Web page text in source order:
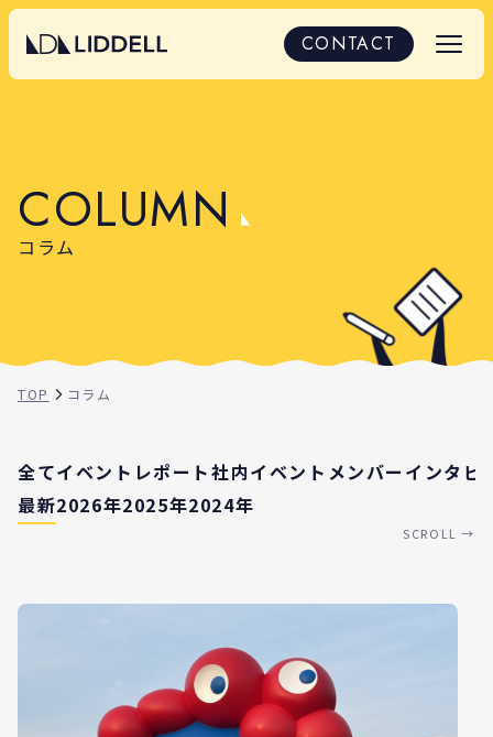
CONTACT
コラム｜SNS・マーケティングに関する知見と考察
COLUMN
コラム
TOP コラム
全てイベントレポート社内イベント メンバーインタビ
最新2026年2025年2024年
SCROLL →